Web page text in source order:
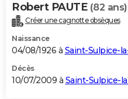
Robert PAUTE (82 ans)
Créer une cagnotte obsèques
Naissance
04/08/1926 à Saint-Sulpice-
Décès
10/07/2009 à Saint-Sulpice-